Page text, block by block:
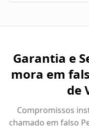
Garantia e
mora em
de
Compromissos
chamado em falso